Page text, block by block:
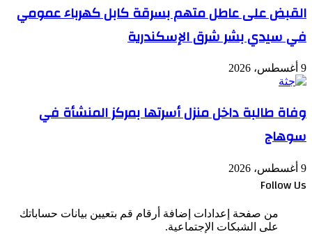
القبض على عاطل متهم بسرقة كابل كهرباء عمومي
في سيدي بشر شرق الإسكندرية
9 أغسطس، 2026
وفاة طالبة داخل منزل أسرتها بمركز المنشأة في
سوهاج
9 أغسطس، 2026
Follow Us
من صفحة إعدادات إضافة أرقام قم بتعيين بيانات حساباتك
على الشبكات الإجتماعية.